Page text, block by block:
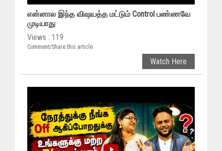
என்னால இந்த விஷயத்த மட்டும் Control பண்ணவே
முடியாது
Views : 119
Comment/Share this article
Watch Here